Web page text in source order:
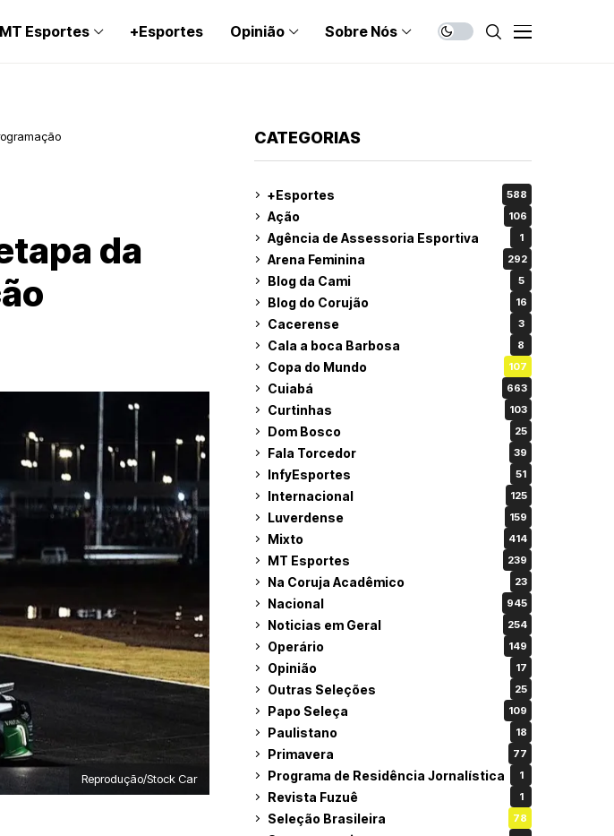
MT Esportes +Esportes Opinião Sobre Nós
da
Reprodução/Stock Car
CATEGORIAS
+Esportes 588
Ação 106
Agência de Assessoria Esportiva 1
Arena Feminina 292
Blog da Cami 5
Blog do Corujão 16
Cacerense 3
Cala a boca Barbosa 8
Copa do Mundo 107
Cuiabá 663
Curtinhas 103
Dom Bosco 25
Fala Torcedor 39
InfyEsportes 51
Internacional 125
Luverdense 159
Mixto 414
MT Esportes 239
Na Coruja Acadêmico 23
Nacional 945
Noticias em Geral 254
Operário 149
Opinião 17
Outras Seleções 25
Papo Seleça 109
Paulistano 18
Primavera 77
Programa de Residência Jornalística 1
Revista Fuzuê 1
Seleção Brasileira 78